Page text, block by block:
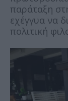
παράταξη
εχέγγυα να
πολιτική